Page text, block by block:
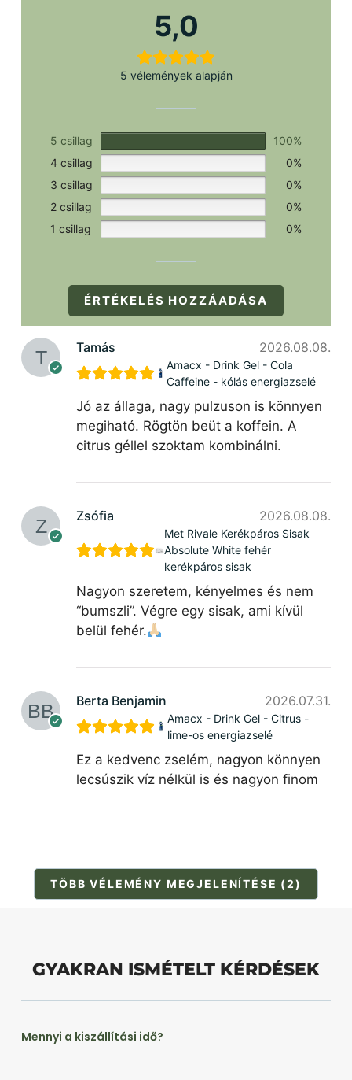
5,0
5 vélemények alapján
5 csillag
100%
4 csillag
0%
3 csillag
0%
2 csillag
0%
1 csillag
0%
ÉRTÉKELÉS HOZZÁADÁSA
Tamás 2026.08.08.
Amacx - Drink Gel - Cola
Caffeine - kólás energiazselé
Jó az állaga, nagy pulzuson is könnyen
megiható. Rögtön beüt a koffein. A
citrus géllel szoktam kombinálni.
Zsófia 2026.08.08.
Met Rivale Kerékpáros Sisak
Absolute White fehér
kerékpáros sisak
Nagyon szeretem, kényelmes és nem
“bumszli”. Végre egy sisak, ami kívül
belül fehér.
Berta Benjamin 2026.07.31.
Amacx - Drink Gel - Citrus -
lime-os energiazselé
Ez a kedvenc zselém, nagyon könnyen
lecsúszik víz nélkül is és nagyon finom
TÖBB VÉLEMÉNY MEGJELENÍTÉSE (2)
GYAKRAN ISMÉTELT KÉRDÉSEK
Mennyi a kiszállítási idő?